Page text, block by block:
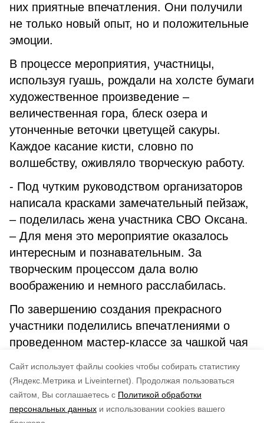
Cайт использует файлы cookies чтобы собирать статистику
(Яндекс.Метрика и Liveinternet).
Продолжая пользоваться
сайтом, Вы соглашаетесь с Политикой обработки
персональных данных и использовании cookies вашего
них приятные впечатления. Они получили
не только новый опыт, но и положительные
эмоции.
В процессе мероприятия, участницы,
используя гуашь, рождали на холсте бумаги
художественное произведение –
величественная гора, блеск озера и
утонченные веточки цветущей сакуры.
Каждое касание кисти, словно по
волшебству, оживляло творческую работу.
- Под чутким руководством организаторов
написала красками замечательный пейзаж,
– поделилась жена участника СВО Оксана.
– Для меня это мероприятие оказалось
интересным и познавательным. За
творческим процессом дала волю
воображению и немного расслабилась.
По завершению создания прекрасного
участники поделились впечатлениями о
проведенном мастер-классе за чашкой чая
встрече стали созданные картины.
по оценке